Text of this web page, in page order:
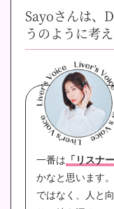
Sayoさんは、
うのように考
一番は 「リスナ
かなと思います
ではなく、人と